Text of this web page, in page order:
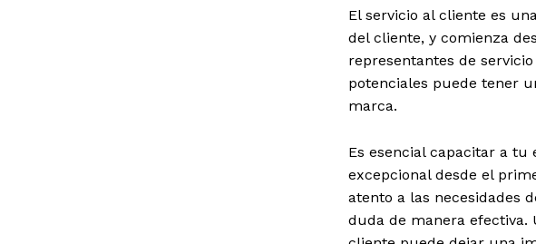
El servicio al cliente es
del cliente, y comienza
representantes de
potenciales puede tener
marca.
Es esencial capacitar a
excepcional desde el
atento a las necesidades
duda de manera efectiva.